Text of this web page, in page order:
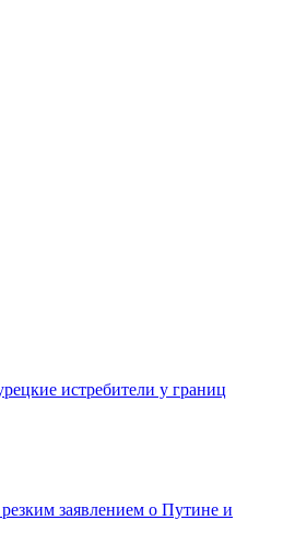
истребители у границ
заявлением о Путине и